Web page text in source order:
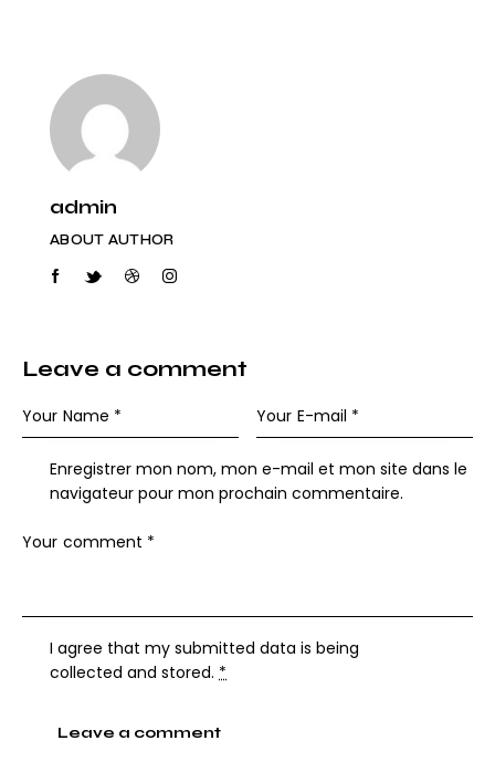
admin
ABOUT AUTHOR
Leave a comment
Enregistrer mon nom, mon e-mail et mon site dans le
navigateur pour mon prochain commentaire.
I agree that my submitted data is being
collected and stored. *